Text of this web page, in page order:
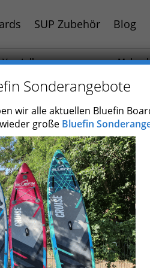
SUP Zubehör Blog
Vorstellungen
Zubehör getestet
Mehr
SUP
Die 26
Sonderangebote
wir alle aktuellen Bluefin
große Bluefin